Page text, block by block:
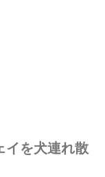
イを犬連れ散